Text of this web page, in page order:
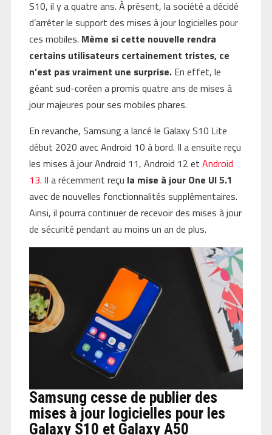
S10, il y a quatre ans. À présent, la société a décidé
d’arrêter le support des mises à jour logicielles pour
ces mobiles. Même si cette nouvelle rendra
certains utilisateurs certainement tristes, ce
n’est pas vraiment une surprise.En effet, le
géant sud-coréen a promis quatre ans de mises à
jour majeures pour ses mobiles phares.
En revanche, Samsung a lancé le Galaxy S10 Lite
début 2020 avec Android 10 à bord. Il a ensuite reçu
les mises à jour Android 11, Android 12 et Android
13. Il a récemment reçu la mise à jour One UI 5.1
avec de nouvelles fonctionnalités supplémentaires.
Ainsi, il pourra continuer de recevoir des mises à jour
de sécurité pendant au moins un an de plus.
Samsung cesse de publier des
mises à jour logicielles pour les
Galaxy S10 et Galaxy A50